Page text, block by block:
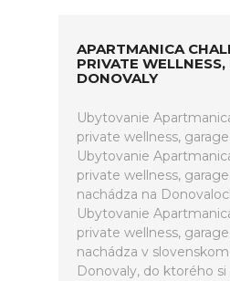
APARTMANICA
PRIVATE WELLNESS,
DONOVALY
Ubytovanie
private wellness,
Ubytovanie
private wellness,
nachádza na
Ubytovanie
private wellness,
nachádza v
Donovaly, do ktorého